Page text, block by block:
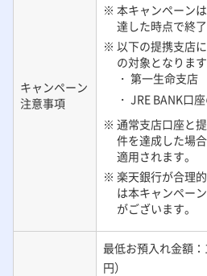
キャンペーン
注意事項
※ 本キャンペーン
達した時点で終
※ 以下の提携支店
の対象となります
・ 第一生命支店
・ JRE BANK口
※ 通常支店口座と
件を達成した場
適用されます。
※ 楽天銀行が合理
は本キャンペー
がございます。
最低お預入れ金額
円）